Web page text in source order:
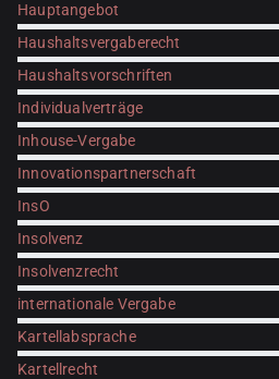
Hauptangebot
Haushaltsvergaberecht
Haushaltsvorschriften
Individualverträge
Inhouse-Vergabe
Innovationspartnerschaft
InsO
Insolvenz
Insolvenzrecht
internationale Vergabe
Kartellabsprache
Kartellrecht